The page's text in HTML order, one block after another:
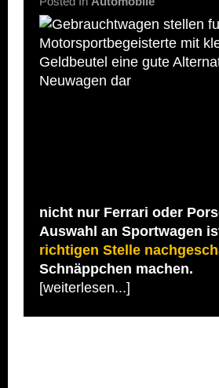
nicht nur Ferrari oder
Auswahl an Sportwagen
richtigen Stelle
Schnäppchen machen.
[weiterlesen...]